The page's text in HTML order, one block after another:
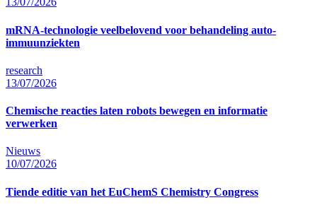
mRNA-technologie veelbelovend voor behandeling auto-
immuunziekten
research
13/07/2026
Chemische reacties laten robots bewegen en informatie
verwerken
Nieuws
10/07/2026
Tiende editie van het EuChemS Chemistry Congress